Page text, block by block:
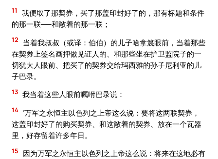
11
我便取了那契券，买了那盖印封好了的，那有标题和条件
的那一联──和敞着的那一联；
12
当着我叔叔（或译：伯伯）的儿子哈拿篾眼前，当着那些
在契券上签名画押做见证人的、和那些坐在护卫监院子的一
切犹大人眼前、把买了的契券交给玛西雅的孙子尼利亚的儿
子巴录。
13 我当着这些人眼前嘱咐巴录说：
14 ‘万军之永恒主以色列之上帝这么说：要将这两联契券，
这盖印封好了的购买契券、和这敞着的契券、放在一个瓦器
里，好存留着许多年日。
15
因为万军之永恒主以色列之上帝这么说：将来在这地必有